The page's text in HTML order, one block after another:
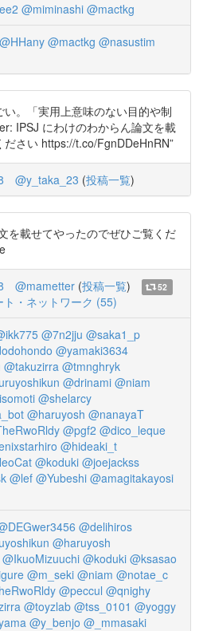
@miminashi @mactkg
@HHany @mactkg @nasustim
。「実用上意味のない目的や制
IPSJ にわけのわからん論文を載
さい https://t.co/FgnDDeHnRN”
@y_taka_23 (投稿一覧)
を載せてやったのでぜひご覧くだ
@mametter (投稿一覧)
52
ト・ネットワーク (55)
@7n2jju @saka1_p
@yamaki3634
@takuzirra @tmnghryk
@drinami @niam
@shelarcy
@haruyosh @nanayaT
@pgf2 @dico_leque
@hideaki_t
@koduki @joejackss
@lef @Yubeshi @amagitakayosi
@delihiros
@haruyosh
@IkuoMizuuchi @koduki @ksasao
@m_seki @niam @notae_c
@peccul @qnighy
@toyzlab @tss_0101 @yoggy
@y_benjo @_mmasaki